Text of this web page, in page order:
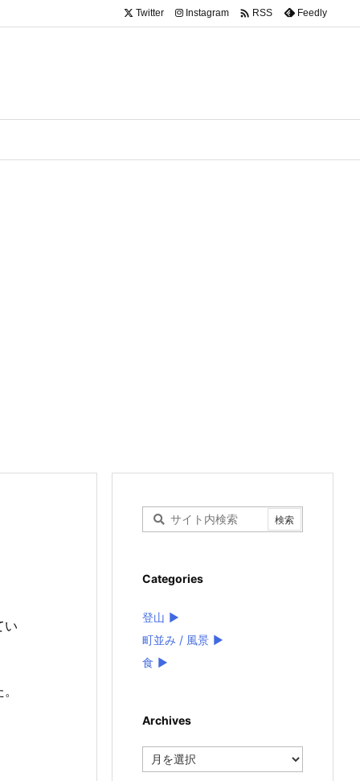
Twitter Instagram  RSS Feedly
い
Categories
登山 ►
町並み / 風景 ►
食 ►
Archives
Archives